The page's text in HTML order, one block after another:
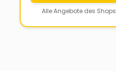
Alle Angebote des Shops